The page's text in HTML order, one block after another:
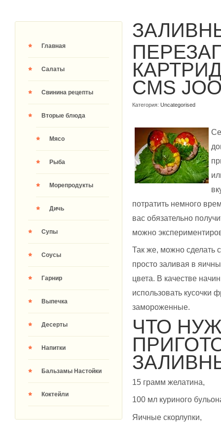
Главная
Салаты
Свинина рецепты
Вторые блюда
Мясо
Рыба
Морепродукты
Дичь
Супы
Соусы
Гарнир
Выпечка
Десерты
Напитки
Бальзамы Настойки
Коктейли
CMS
Категория: Uncategorised
потратить немного
вас обязательно
можно
Так же, можно сделать
просто заливая в
цвета. В качестве
использовать кусочки
замороженные.
ЧТО
15 грамм желатина,
100 мл куриного
Яичные скорлупки,